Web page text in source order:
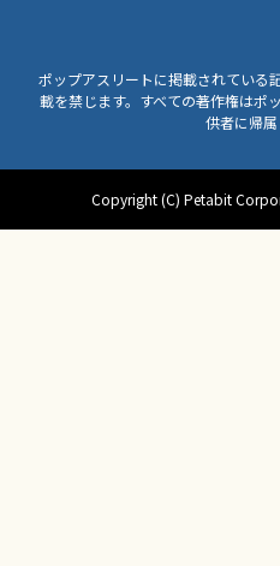
ポップアスリートに掲載されている
載を禁じます。すべての著作権はポ
供者に帰属
Copyright (C) Petabit